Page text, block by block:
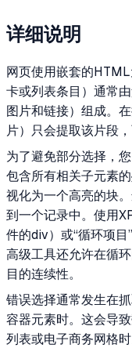
详细说明
网页使用嵌套的
卡或列表条目）通常
图片和链接）组成。
片）只会提取该片段
为了避免部分选择，
包含所有相关子元素的
视化为一个高亮的块
到一个记录中。使用
件的div）或“循环项目
高级工具还允许在循
目的连续性。
错误选择通常发生在
容器元素时。这会导
列表或电子商务网格时